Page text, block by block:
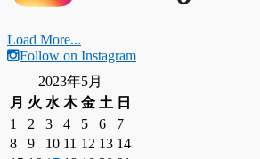
Load More...
Follow on Instagram
2023年5月
月 火 水 木 金 土 日
1 2 3 4 5 6
7
8
9 10 11 12 13 14